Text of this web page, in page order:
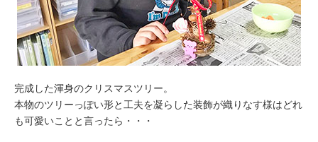
完成した渾身のクリスマスツリー。
本物のツリーっぽい形と工夫を凝らした装飾が織りなす様はどれ
も可愛いことと言ったら・・・